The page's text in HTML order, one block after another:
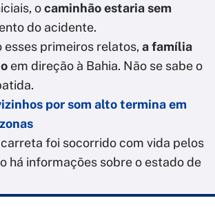
ocaminhão estaria sem
do acidente.
esses primeiros relatos, a família
em direção à Bahia. Não se sabe o
por som alto termina em
foi socorrido com vida pelos
há informações sobre o estado de